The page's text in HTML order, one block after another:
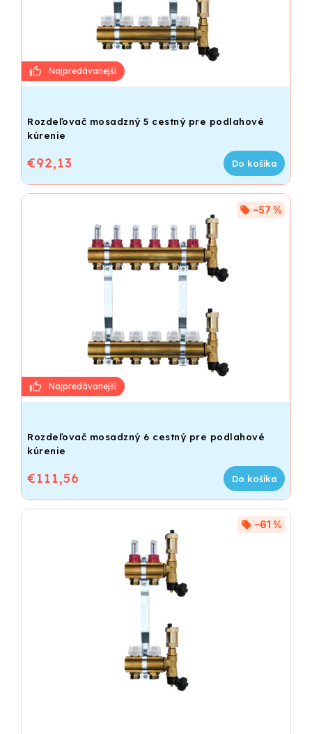
Rozdeľovač mosadzný 5 cestný pre podlahové
kúrenie
€92,13 Do košíka
Rozdeľovač mosadzný 6 cestný pre podlahové
kúrenie
–57 %
€111,56 Do košíka
–61 %